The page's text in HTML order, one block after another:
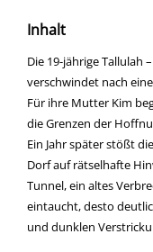
Inhalt
Die 19-jährige Tallulah
verschwindet nach
Für ihre Mutter Kim
die Grenzen der
Ein Jahr später stößt
Dorf auf rätselhafte
Tunnel, ein altes
eintaucht, desto
und dunklen